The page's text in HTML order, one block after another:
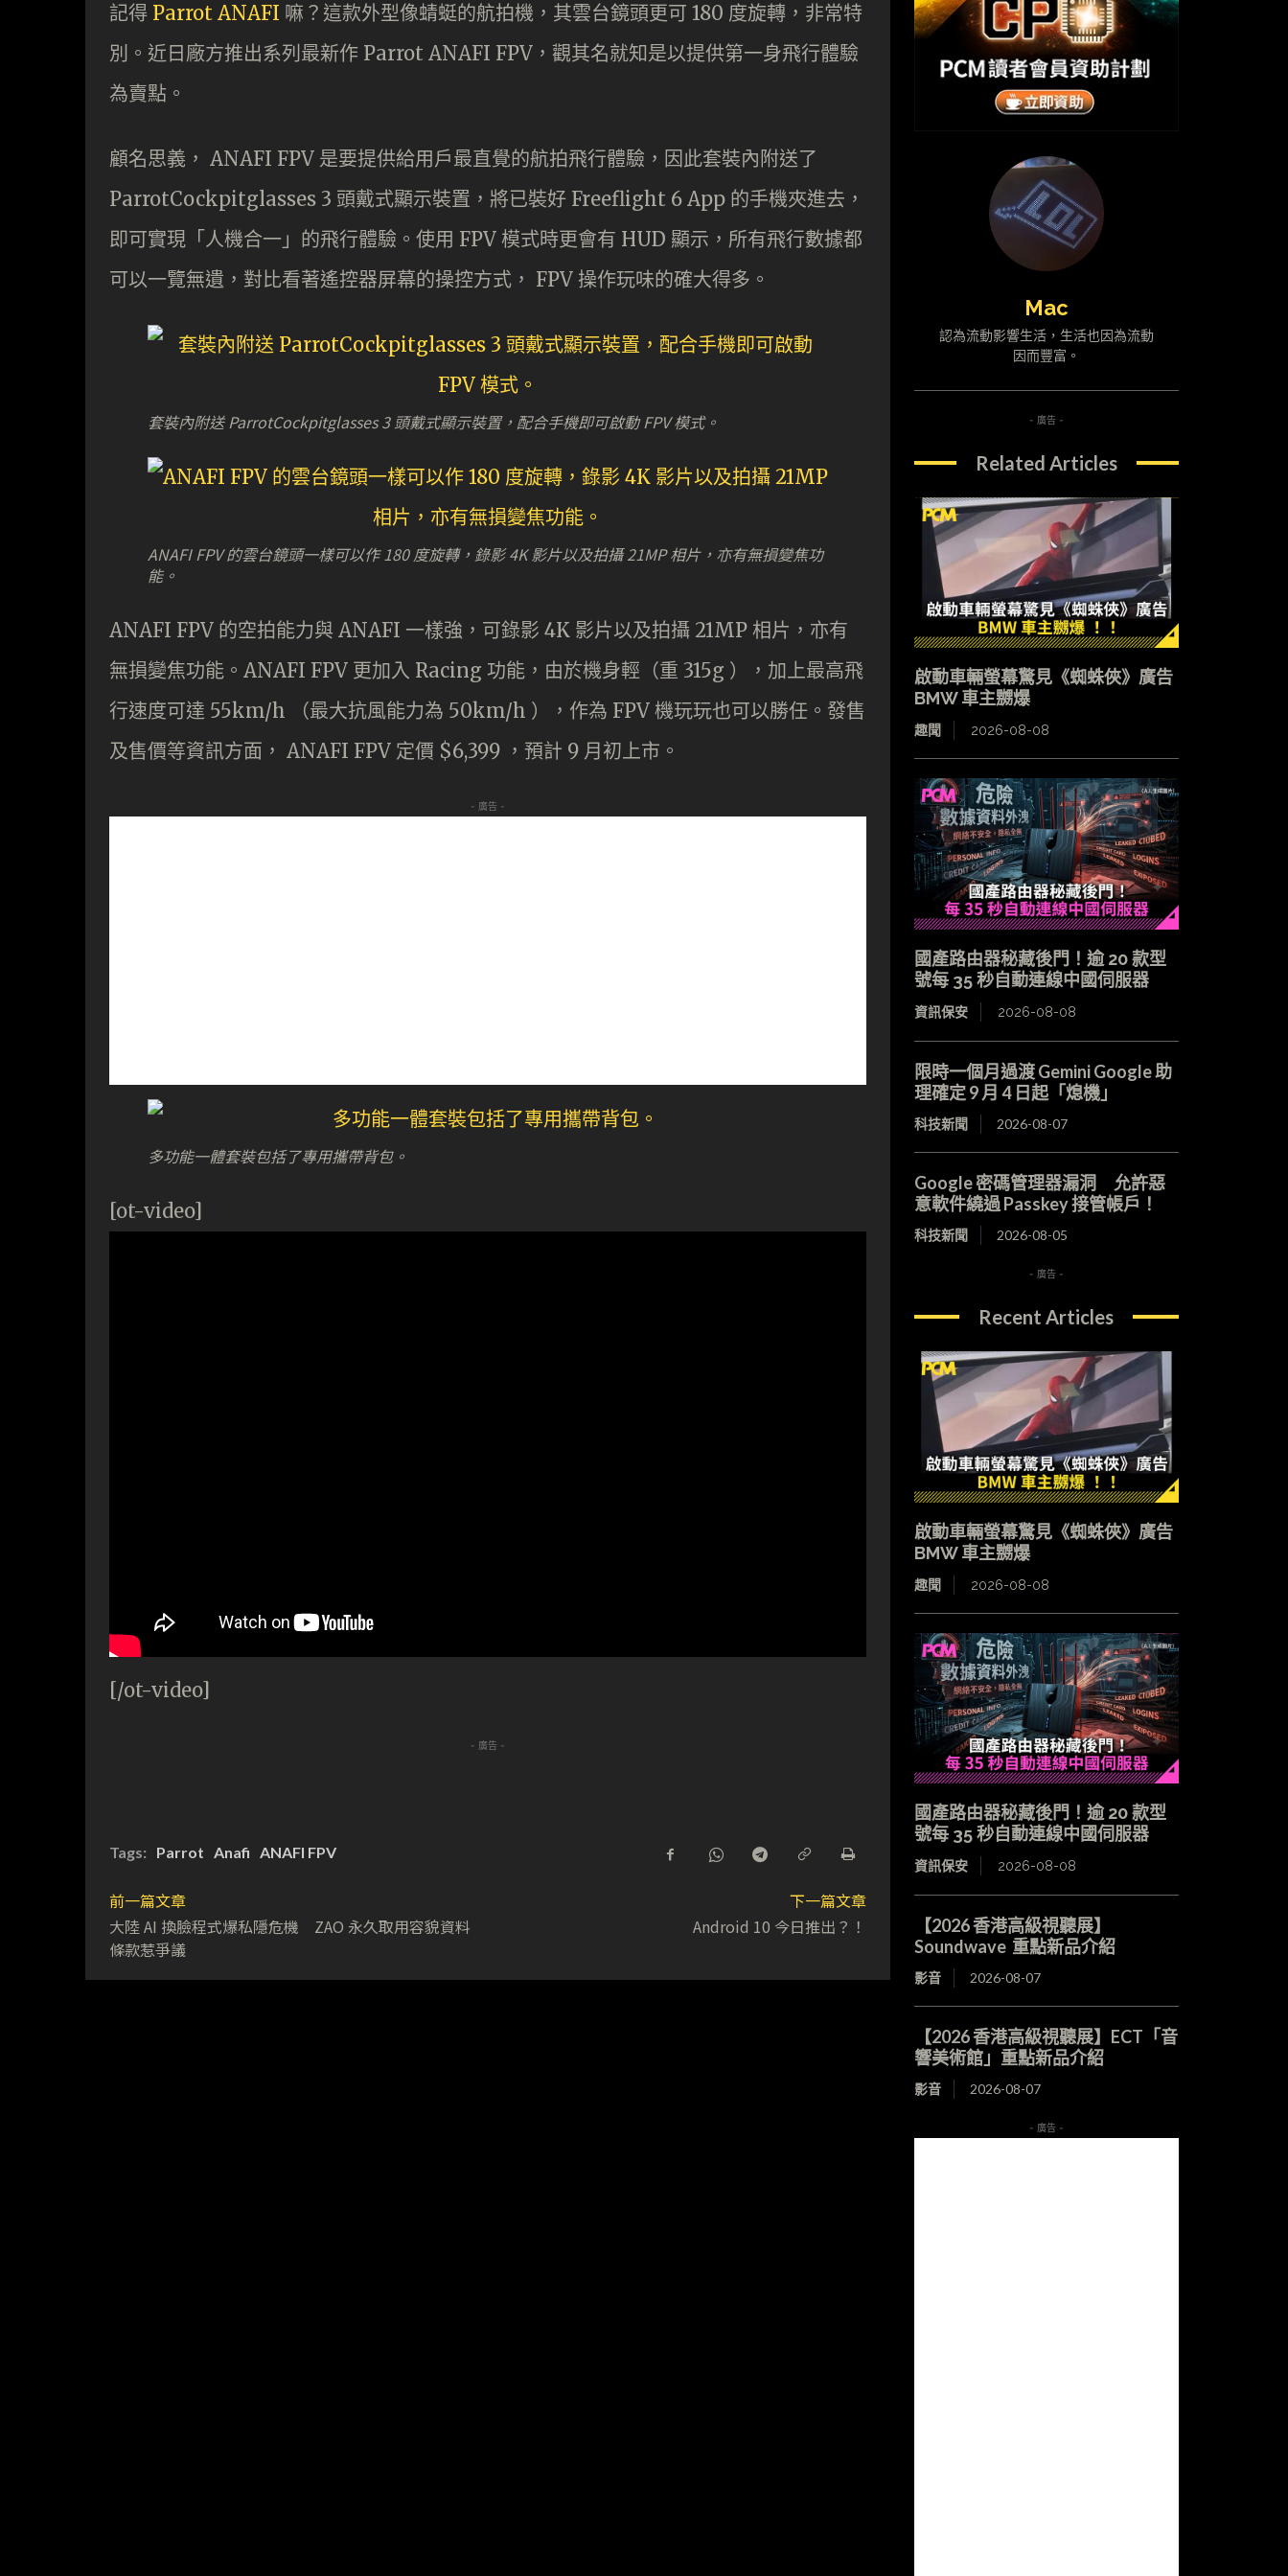
記得 Parrot ANAFI 嘛？這款外型像蜻蜓的航拍機，其雲台鏡頭更可 180 度旋轉，非常特
別。近日廠方推出系列最新作 Parrot ANAFI FPV，觀其名就知是以提供第一身飛行體驗
為賣點。
顧名思義， ANAFI FPV 是要提供給用戶最直覺的航拍飛行體驗，因此套裝內附送了
ParrotCockpitglasses 3 頭戴式顯示裝置，將已裝好 Freeflight 6 App 的手機夾進去，
即可實現「人機合一」的飛行體驗。使用 FPV 模式時更會有 HUD 顯示，所有飛行數據都
可以一覽無遺，對比看著遙控器屏幕的操控方式， FPV 操作玩味的確大得多。
套裝內附送 ParrotCockpitglasses 3 頭戴式顯示裝置，配合手機即可啟動 FPV 模式。
ANAFI FPV 的雲台鏡頭一樣可以作 180 度旋轉，錄影 4K 影片以及拍攝 21MP 相片，亦有無損變焦功
能。
ANAFI FPV 的空拍能力與 ANAFI 一樣強，可錄影 4K 影片以及拍攝 21MP 相片，亦有
無損變焦功能。ANAFI FPV 更加入 Racing 功能，由於機身輕（重 315g ），加上最高飛
行速度可達 55km/h （最大抗風能力為 50km/h ），作為 FPV 機玩玩也可以勝任。發售
及售價等資訊方面， ANAFI FPV 定價 $6,399 ，預計 9 月初上市。
- 廣告 -
多功能一體套裝包括了專用攜帶背包。
[ot-video]
[/ot-video]
- 廣告 -
Tags: Parrot Anafi ANAFI FPV
前一篇文章
大陸 AI 換臉程式爆私隱危機 ZAO 永久取用容貌資料
條款惹爭議
下一篇文章
Android 10 今日推出？！
Mac
認為流動影響生活，生活也因為流動
因而豐富。
- 廣告 -
Related Articles
啟動車輛螢幕驚見《蜘蛛俠》廣告
BMW 車主嬲爆
趣聞 2026-08-08
國產路由器秘藏後門！逾 20 款型
號每 35 秒自動連線中國伺服器
資訊保安 2026-08-08
限時一個月過渡 Gemini Google 助
理確定 9 月 4 日起「熄機」
科技新聞 2026-08-07
Google 密碼管理器漏洞 允許惡
意軟件繞過 Passkey 接管帳戶！
科技新聞 2026-08-05
- 廣告 -
Recent Articles
啟動車輛螢幕驚見《蜘蛛俠》廣告
BMW 車主嬲爆
趣聞 2026-08-08
國產路由器秘藏後門！逾 20 款型
號每 35 秒自動連線中國伺服器
資訊保安 2026-08-08
【2026 香港高級視聽展】
Soundwave 重點新品介紹
影音 2026-08-07
【2026 香港高級視聽展】ECT「音
響美術館」重點新品介紹
影音 2026-08-07
- 廣告 -